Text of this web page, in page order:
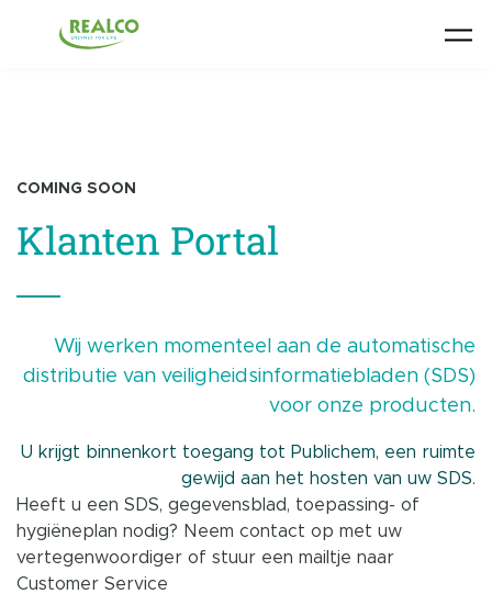
COMING SOON
Klanten Portal
Wij werken momenteel aan de automatische
distributie van veiligheidsinformatiebladen (SDS)
voor onze producten.
U krijgt binnenkort toegang tot Publichem, een ruimte
gewijd aan het hosten van uw SDS.
Heeft u een SDS, gegevensblad, toepassing- of
hygiëneplan nodig? Neem contact op met uw
vertegenwoordiger of stuur een mailtje naar
Customer Service